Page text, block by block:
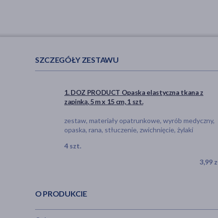
SZCZEGÓŁY ZESTAWU
1. DOZ PRODUCT Opaska elastyczna tkana z
zapinką, 5 m x 15 cm, 1 szt.
zestaw, materiały opatrunkowe, wyrób medyczny,
opaska, rana, stłuczenie, zwichnięcie, żylaki
4 szt.
3,99
O PRODUKCIE